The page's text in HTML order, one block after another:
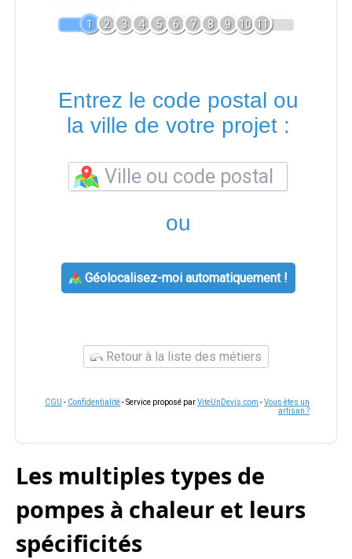
1 2 3 4 5 6 7 8 9 10 11
Entrez le code postal ou
la ville de votre projet :
ou
Géolocalisez-moi automatiquement !
Retour à la liste des métiers
CGU - Confidentialité- Service proposé parViteUnDevis.com -Vous êtes un
artisan ?
Les multiples types de
pompes à chaleur et leurs
spécificités